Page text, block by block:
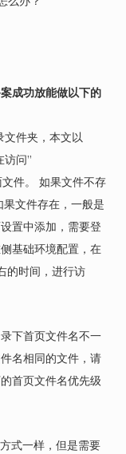
成功放能做以下的
文件夹，本文以
问”
件。 如果文件不存
文件存在，一般是
置中添加，需要登
基础环境配置，在
的时间，进行访
下首页文件名不一
名相同的文件，请
首页文件名优先级
式一样，但是需要